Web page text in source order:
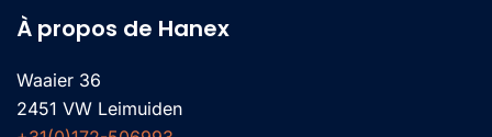
À propos de Hanex
Waaier 36
2451 VW Leimuiden